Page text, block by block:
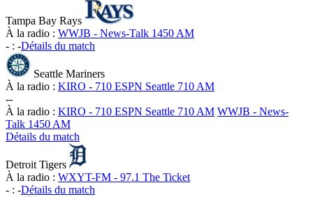
Tampa Bay Rays
À la radio : WWJB - News-Talk 1450 AM
- : -Détails du match
Seattle Mariners
À la radio : KIRO - 710 ESPN Seattle 710 AM
--
À la radio : KIRO - 710 ESPN Seattle 710 AM WWJB - News-
Talk 1450 AM
Détails du match
Detroit Tigers
À la radio : WXYT-FM - 97.1 The Ticket
- : -Détails du match